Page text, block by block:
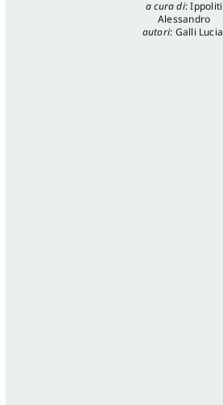
a cura di:Ippoliti
Alessandro
autori: Galli Lucia